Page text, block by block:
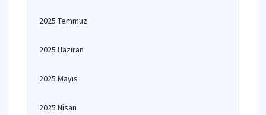
2025 Temmuz
2025 Haziran
2025 Mayıs
2025 Nisan